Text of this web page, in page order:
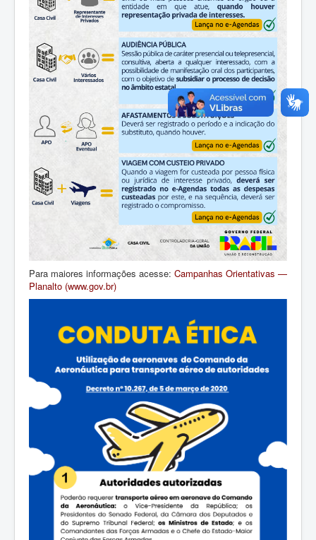
Para maiores informações acesse: Campanhas Orientativas —
Planalto (www.gov.br)